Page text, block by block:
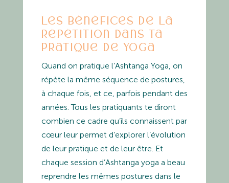
Les bénéfices de la
répétition dans ta
pratique de yoga
Quand on pratique l’Ashtanga Yoga, on
répète la même séquence de postures,
à chaque fois, et ce, parfois pendant des
années. Tous les pratiquants te diront
combien ce cadre qu’ils connaissent par
cœur leur permet d’explorer l’évolution
de leur pratique et de leur être. Et
chaque session d’Ashtanga yoga a beau
reprendre les mêmes postures dans le